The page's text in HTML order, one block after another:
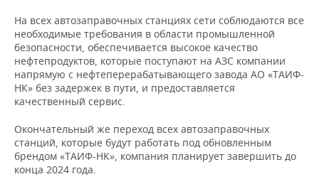
На всех автозаправочных станциях сети соблюдаются все
необходимые требования в области промышленной
безопасности, обеспечивается высокое качество
нефтепродуктов, которые поступают на АЗС компании
напрямую с нефтеперерабатывающего завода АО «ТАИФ-
НК» без задержек в пути, и предоставляется
качественный сервис.
Окончательный же переход всех автозаправочных
станций, которые будут работать под обновленным
брендом «ТАИФ-НК», компания планирует завершить до
конца 2024 года.